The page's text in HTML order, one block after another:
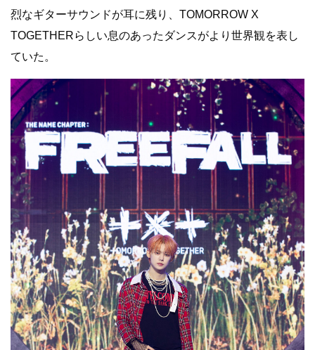
烈なギターサウンドが耳に残り、TOMORROW X
TOGETHERらしい息のあったダンスがより世界観を表し
ていた。